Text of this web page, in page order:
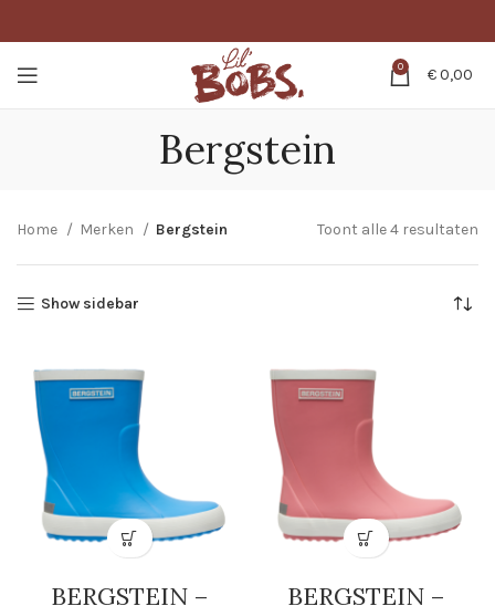
0 €0,00
Bergstein
Home Merken Bergstein Toont alle 4 resultaten
Show sidebar
BERGSTEIN –
BERGSTEIN –